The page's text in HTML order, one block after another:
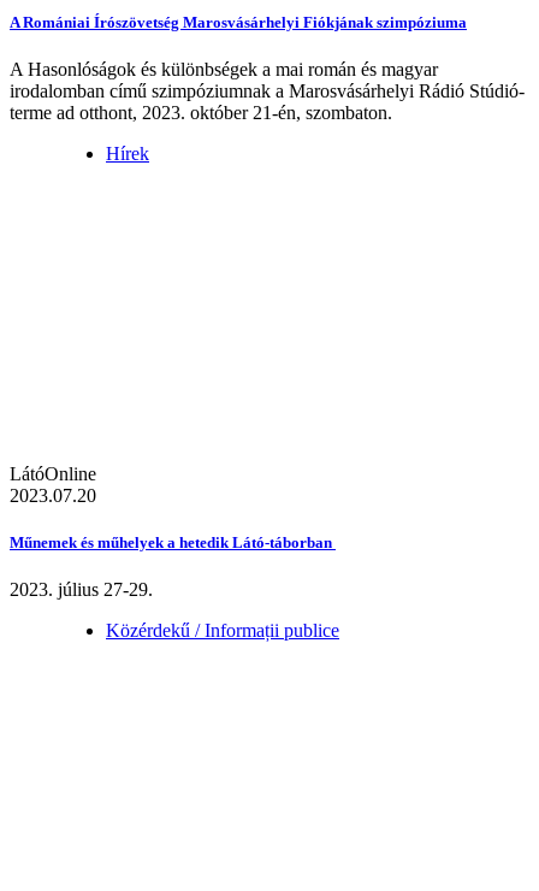
A Romániai Írószövetség Marosvásárhelyi Fiókjának szimpóziuma
A Hasonlóságok és különbségek a mai román és magyar
irodalomban című szimpóziumnak a Marosvásárhelyi Rádió Stúdió-
terme ad otthont, 2023. október 21-én, szombaton.
Hírek
LátóOnline
2023.07.20
Műnemek és műhelyek a hetedik Látó-táborban
2023. július 27-29.
Közérdekű / Informații publice